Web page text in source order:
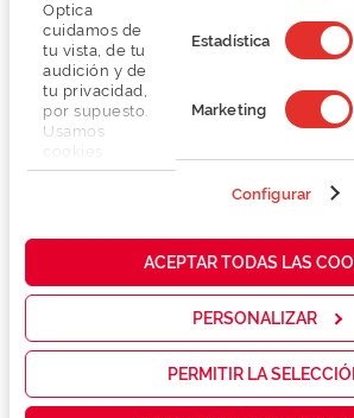
Optica
cuidamos de
tu vista, de tu
audición y de
tu privacidad,
por supuesto.
Usamos
propias y de
cómo mejorar
servicios y
las
que realmente
Estadística
Marketing
Configurar
ACEPTAR TODAS LAS
PERSONALIZAR
PERMITIR LA
Conselhos